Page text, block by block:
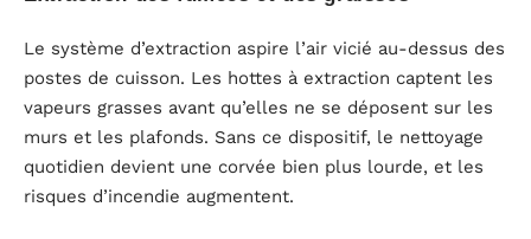
Le système d’extraction aspire l’air vicié au-dessus des
postes de cuisson. Les hottes à extraction captent les
vapeurs grasses avant qu’elles ne se déposent sur les
murs et les plafonds. Sans ce dispositif, le nettoyage
quotidien devient une corvée bien plus lourde, et les
risques d’incendie augmentent.